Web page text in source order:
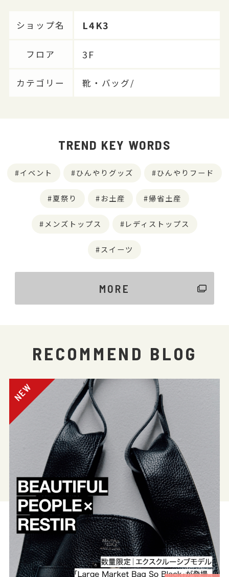
ショップ名 L4K3
フロア 3F
カテゴリー 靴・バッグ/
TREND KEY WORDS
イベント ひんやりグッズ ひんやりフード
夏祭り お土産 帰省土産
メンズトップス レディストップス
スイーツ
MORE
RECOMMEND BLOG